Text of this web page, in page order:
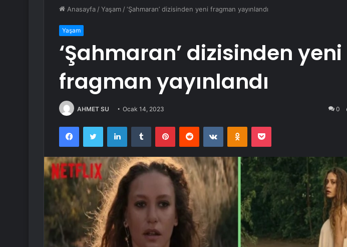
Anasayfa /Yaşam /‘Şahmaran’ dizisinden yeni fragman yayınlandı
Yaşam
‘Şahmaran’ dizisinden yeni
fragman yayınlandı
AHMET SU Ocak 14, 2023 0
FacebookTwitter LinkedInTumblr PinterestReddit VKontakteOdnoklassniki
Pocket